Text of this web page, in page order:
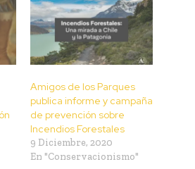
Amigos de los Parques
publica informe y campaña
de prevención sobre
Incendios Forestales
9 Diciembre, 2020
En "Conservacionismo"